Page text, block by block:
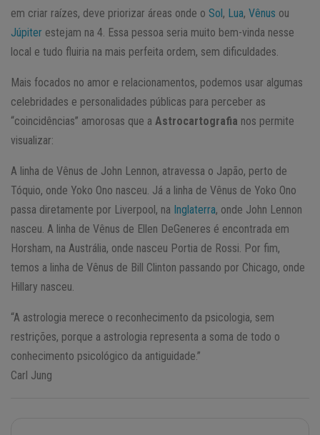
em criar raízes, deve priorizar áreas onde o Sol, Lua, Vênus ou
Júpiter estejam na 4. Essa pessoa seria muito bem-vinda nesse
local e tudo fluiria na mais perfeita ordem, sem dificuldades.
Mais focados no amor e relacionamentos, podemos usar algumas
celebridades e personalidades públicas para perceber as
“coincidências” amorosas que a Astrocartografia nos permite
visualizar:
A linha de Vênus de John Lennon, atravessa o Japão, perto de
Tóquio, onde Yoko Ono nasceu. Já a linha de Vênus de Yoko Ono
passa diretamente por Liverpool, na Inglaterra, onde John Lennon
nasceu. A linha de Vênus de Ellen DeGeneres é encontrada em
Horsham, na Austrália, onde nasceu Portia de Rossi. Por fim,
temos a linha de Vênus de Bill Clinton passando por Chicago, onde
Hillary nasceu.
“A astrologia merece o reconhecimento da psicologia, sem
restrições, porque a astrologia representa a soma de todo o
conhecimento psicológico da antiguidade.”
Carl Jung